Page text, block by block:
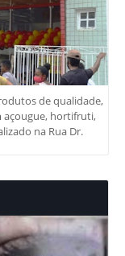
de qualidade,
açougue, hortifruti,
na Rua Dr.